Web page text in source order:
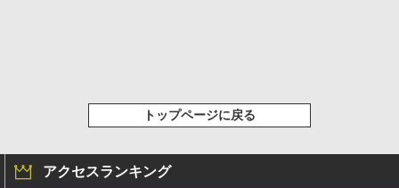
トップページに戻る
アクセスランキング